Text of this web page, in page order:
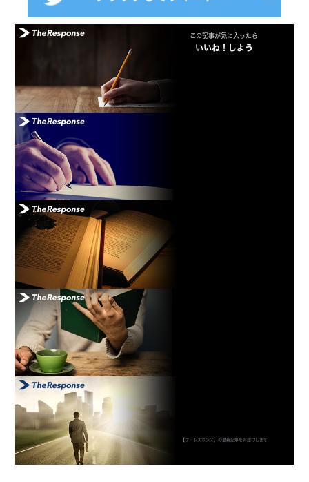
この記事が気に入ったら
いいね！しよう
【ザ・レスポンス】の最新記事をお届けします